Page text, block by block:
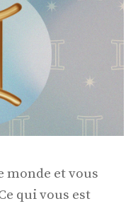
monde et vous
qui vous est